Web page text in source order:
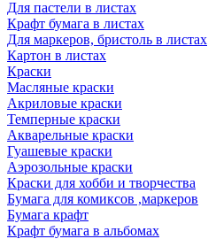
Для пастели в листах
Крафт бумага в листах
Для маркеров, бристоль в листах
Картон в листах
Краски
Масляные краски
Акриловые краски
Темперные краски
Акварельные краски
Гуашевые краски
Аэрозольные краски
Краски для хобби и творчества
Бумага для комиксов ,маркеров
Бумага крафт
Крафт бумага в альбомах